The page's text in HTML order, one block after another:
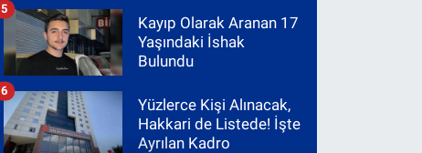
Kayıp Olarak Aranan 17
Yaşındaki İshak
Bulundu
5
Yüzlerce Kişi Alınacak,
Hakkari de Listede! İşte
Ayrılan Kadro
6